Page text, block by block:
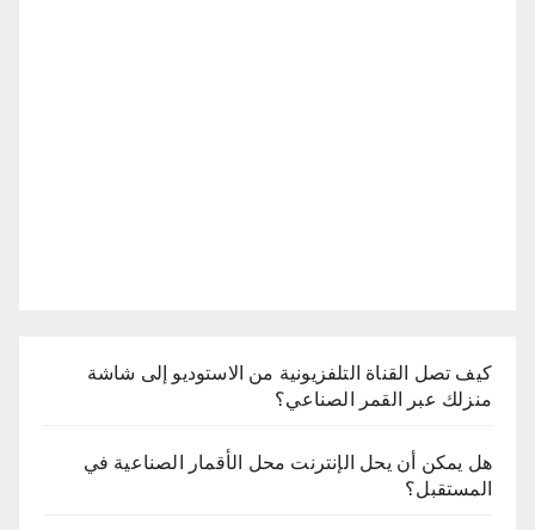
كيف تصل القناة التلفزيونية من الاستوديو إلى شاشة
منزلك عبر القمر الصناعي؟
هل يمكن أن يحل الإنترنت محل الأقمار الصناعية في
المستقبل؟